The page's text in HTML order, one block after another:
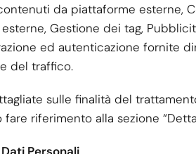
da piattaforme esterne,
Gestione dei tag,
ed autenticazione fornite
del traffico.
sulle finalità del
fare riferimento alla sezione